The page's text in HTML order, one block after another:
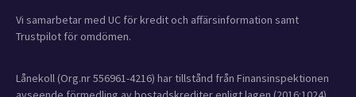
Vi samarbetar med UC för kredit och affärsinformation samt
Trustpilot för omdömen.
Lånekoll (Org.nr 556961-4216) har tillstånd från Finansinspektionen